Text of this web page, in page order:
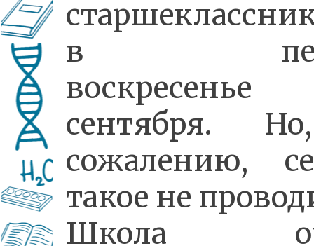
в
воскресенье
сентября.
сожалению,
такое не
Школа